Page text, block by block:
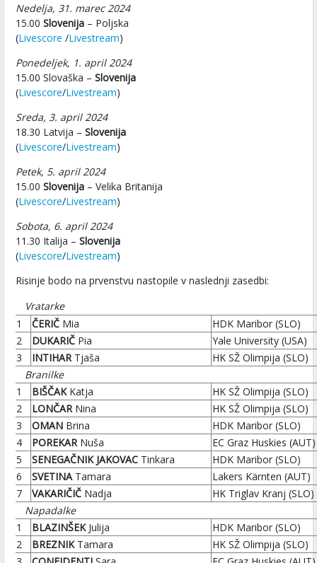
Nedelja, 31. marec 2024
15.00 Slovenija – Poljska
(Livescore /Livestream)
Ponedeljek, 1. april 2024
15.00 Slovaška – Slovenija
(Livescore/Livestream)
Sreda, 3. april 2024
18.30 Latvija – Slovenija
(Livescore/Livestream)
Petek, 5. april 2024
15.00 Slovenija – Velika Britanija
(Livescore/Livestream)
Sobota, 6. april 2024
11.30 Italija – Slovenija
(Livescore/Livestream)
Risinje bodo na prvenstvu nastopile v naslednji zasedbi:
Vratarke
1
ČERIČ Mia
HDK Maribor (SLO)
2
DUKARIČ Pia
Yale University (USA)
3
INTIHARTjaša
HK SŽ Olimpija (SLO)
Branilke
1
BIŠČAKKatja
HK SŽ Olimpija (SLO)
2
LONČAR Nina
HK SŽ Olimpija (SLO)
3
OMAN Brina
HDK Maribor (SLO)
4
POREKARNuša
EC Graz Huskies (AUT)
5
SENEGAČNIK JAKOVAC Tinkara
HDK Maribor (SLO)
6
SVETINATamara
Lakers Kärnten (AUT)
7
VAKARIČIČ Nadja
HK Triglav Kranj (SLO)
Napadalke
1
BLAZINŠEKJulija
HDK Maribor (SLO)
2
BREZNIKTamara
HK SŽ Olimpija (SLO)